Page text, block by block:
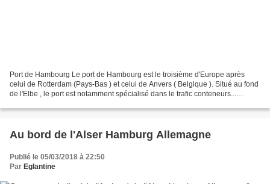
Port de Hambourg Le port de Hambourg est le troisième d'Europe après
celui de Rotterdam (Pays-Bas ) et celui de Anvers ( Belgique ). Situé au fond
de l'Elbe , le port est notamment spécialisé dans le trafic conteneurs...
Au bord de l'Alser Hamburg Allemagne
Publié le 05/03/2018 à 22:50
Par Eglantine